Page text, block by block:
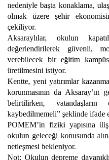
nedeniyle başta konaklama,
olmak üzere şehir
çekiliyor.
Aksaraylılar, okulun
değerlendirilerek güvenli,
verebilecek bir eğitim
üretilmesini istiyor.
Kentte, yeni yatırımlar
korunmasının da Aksaray’ın
belirtilirken,
kaybedilmemeli” şeklinde ifade
POMEM’in fiziki yapısına
okulun geleceği konusunda
netleşmesi bekleniyor.
Not: Okulun depreme